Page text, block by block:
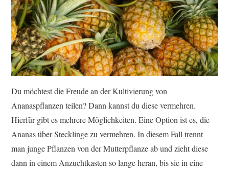
Du möchtest die Freude an der Kultivierung von
Ananaspflanzen teilen? Dann kannst du diese vermehren.
Hierfür gibt es mehrere Möglichkeiten. Eine Option ist es, die
Ananas über Stecklinge zu vermehren. In diesem Fall trennt
man junge Pflanzen von der Mutterpflanze ab und zieht diese
dann in einem Anzuchtkasten so lange heran, bis sie in eine